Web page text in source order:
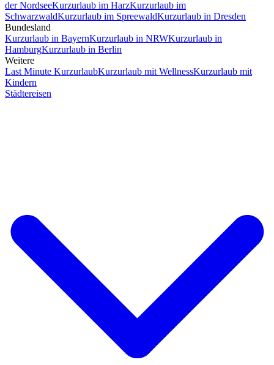
der NordseeKurzurlaub im HarzKurzurlaub im
SchwarzwaldKurzurlaub im SpreewaldKurzurlaub in Dresden
Bundesland
Kurzurlaub in BayernKurzurlaub in NRWKurzurlaub in
HamburgKurzurlaub in Berlin
Weitere
Last Minute KurzurlaubKurzurlaub mit WellnessKurzurlaub mit
Kindern
Städtereisen